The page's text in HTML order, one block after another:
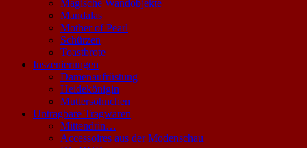
Magische Wandobjekte
Mandalas
Mother of Pearl
Schürzen
Toastbrote
Inszenierungen
Damenaufrüstung
Heidekönigin
Muttersöhnchen
Untragbare Tragwaren
Mittendrin…
Accessoires aus der Modenschau